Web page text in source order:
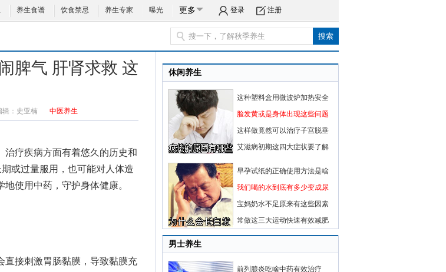
养生食谱 饮食禁忌 养生专家 曝光 更多 登录 注册
脾气 肝肾求救 这
辑： 史亚楠 中医养生
治疗疾病方面有着悠久的历史和
或过量服用，也可能对人体造
使用中药，守护身体健康。
接刺激胃肠黏膜，导致黏膜充
休闲养生
这种塑料盒用微波炉加热安全
脸发黄或是身体出现这些问题
这样做竟然可以治疗子宫脱垂
艾滋病初期这四大症状要了解
早孕试纸的正确使用方法是啥
我们喝的水到底有多少变成尿
宝妈奶水不足原来有这些因素
常做这三大运动快速有效减肥
男士养生
前列腺炎吃啥中药有效治疗